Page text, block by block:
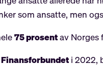
som ansatte, men
75 prosentav Norges
Finansforbundet i 2022,